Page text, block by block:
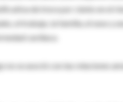
de trece por ciento en el
el trabajo, la familia, el sexo y
cardiaca.
no se asoció con las relaciones